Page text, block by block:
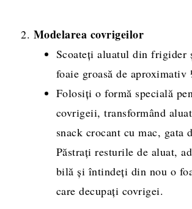
Modelarea covrigeilor
Scoateți aluatul din frigider
foaie groasă de aproximativ
Folosiți o formă specială
covrigeii, transformând
snack crocant cu mac, gata
Păstrați resturile de aluat,
bilă și întindeți din nou o
care decupați covrigei.